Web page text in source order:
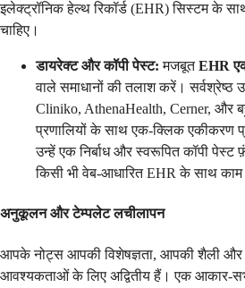
इलेक्ट्रॉनिक हेल्थ रिकॉर्ड (EHR) सिस्टम के
चाहिए।
डायरेक्ट और कॉपी पेस्ट: मजबूतEHR
वाले समाधानों की तलाश करें। सर्वश्रेष्ठ
Cliniko, AthenaHealth, Cerner, और
प्रणालियों के साथ एक-क्लिक एकीकरण
उन्हें एक निर्बाध और स्वरूपित कॉपी पेस्ट
किसी भी वेब-आधारित EHR के साथ काम
अनुकूलन और टेम्पलेट लचीलापन
आपके नोट्स आपकी विशेषज्ञता, आपकी शैली
आवश्यकताओं के लिए अद्वितीय हैं। एक आकार-